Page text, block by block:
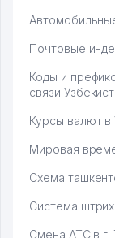
Почтовые
Коды и
связи
Курсы валют в
Мировая
Схема
Система
Смена АТС в г.